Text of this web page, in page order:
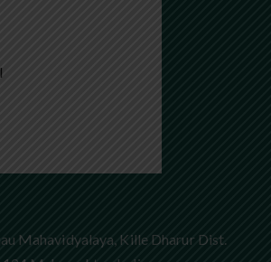
Mahavidyalaya, Kille Dharur Dist.